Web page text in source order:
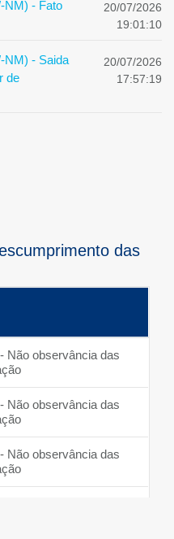
20/07/2026
19:01:10
NM) - Fato
20/07/2026
17:57:19
NM) - Saida
de
das
Não observância das
Não observância das
Não observância das